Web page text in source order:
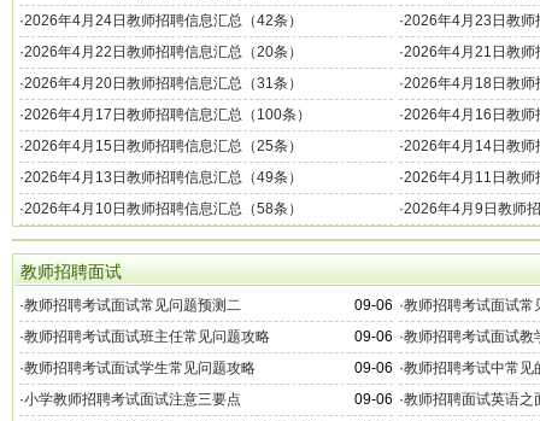
·2026年4月24日教师招聘信息汇总（42条） ·2026年4月23日教师
·2026年4月22日教师招聘信息汇总（20条） ·2026年4月21日教师
·2026年4月20日教师招聘信息汇总（31条） ·2026年4月18日教师
·2026年4月17日教师招聘信息汇总（100条） ·2026年4月16日教师
·2026年4月15日教师招聘信息汇总（25条） ·2026年4月14日教师
·2026年4月13日教师招聘信息汇总（49条） ·2026年4月11日教师
·2026年4月10日教师招聘信息汇总（58条） ·2026年4月9日教师
教师招聘面试
09-06
·教师招聘考试面试常见问题预测二 ·教师招聘考试面试常
09-06
·教师招聘考试面试班主任常见问题攻略 ·教师招聘考试面试教
09-06
·教师招聘考试面试学生常见问题攻略 ·教师招聘考试中常见
09-06
·小学教师招聘考试面试注意三要点 ·教师招聘面试英语之